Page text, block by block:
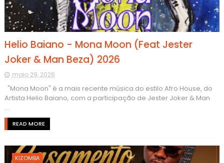
Helio Baiano - Mona Moon (Feat Jester
Joker & Man Beza) 2026
maio 29, 2026
"Mona Moon" é a mais recente música do estilo Afro House, do
Artista Helio Baiano, com a participação de Jester Joker & Man
...
READ MORE
KIZOMBA